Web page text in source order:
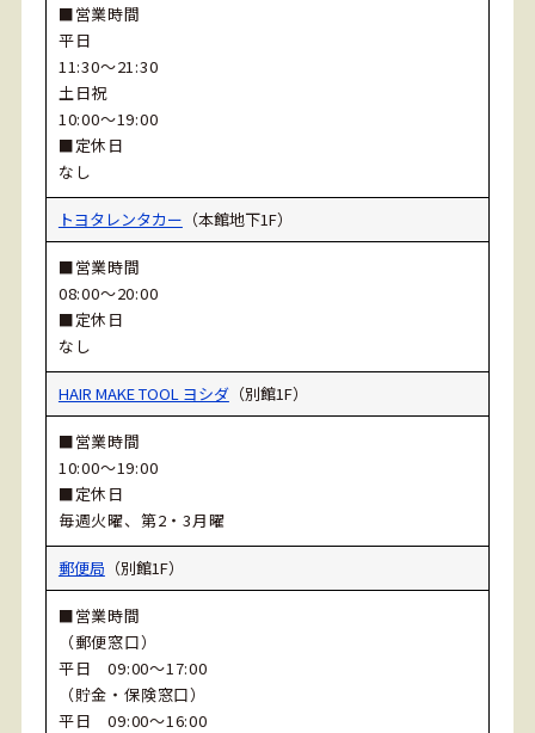
■営業時間
平日
11:30～21:30
土日祝
10:00～19:00
■定休日
なし
トヨタレンタカー （本館地下1F）
■営業時間
08:00～20:00
■定休日
なし
HAIR MAKE TOOL ヨシダ（別館1F）
■営業時間
10:00～19:00
■定休日
毎週火曜、第2・3月曜
郵便局 （別館1F）
■営業時間
（郵便窓口）
平日 09:00～17:00
（貯金・保険窓口）
平日 09:00～16:00